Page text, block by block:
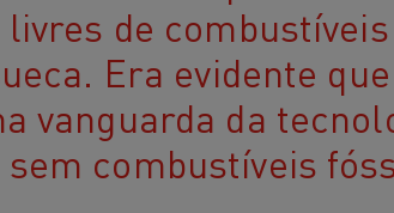
de
Era evidente
vanguarda da
combustíveis